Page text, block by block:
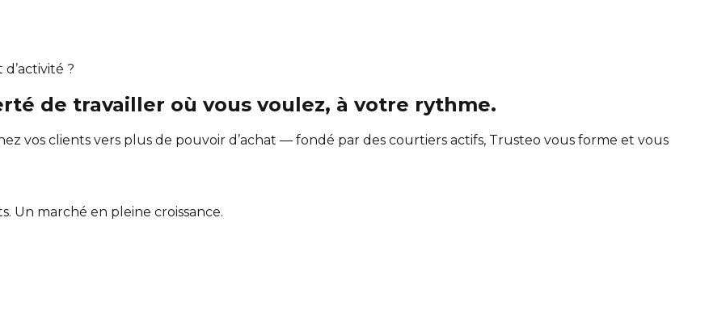
?
de travailler où vous voulez, à votre rythme.
vos clients vers plus de pouvoir d’achat — fondé par des courtiers actifs, Trusteo vous forme et vous
Un marché en pleine croissance.